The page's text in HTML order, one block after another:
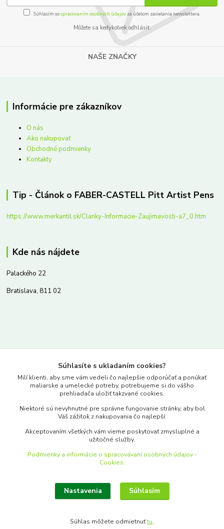
Súhlasím sospracovaním osobných údajov za účelom zasielania newslettera.
Môžete sa kedykoľvek odhlásiť.
NAŠE ZNAČKY
Informácie pre zákazníkov
O nás
Ako nakupovať
Obchodné podmienky
Kontakty
Tip - Článok o FABER-CASTELL Pitt Artist Pens
https://www.merkantil.sk/Clanky-Informacie-Zaujimavosti-a7_0.htm
Kde nás nájdete
Palackého 22
Bratislava, 811 02
www.merkantil.sk
Pondelok-Piatok: 9.00-17.00hod.
objednavky@merkantil-obchod.sk
Upraviť zber cookies.
Súhlasíte s ukladaním cookies?
Milí klienti, aby sme vám vedeli čo najlepšie odporúčať a ponúkať
maliarske a umelecké potreby, potrebujeme si do vášho
prehliadača uložiť takzvané cookies.
Niektoré sú nevyhnutné pre správne fungovanie stránky, aby bol
Váš zážitok z nakupovania čo najlepší.
Akceptovaním všetkých vám vieme poskytovať zmysluplné a
užitočné služby.
Podmienky a informácie o spracovávaní osobných údajov -
Cookies.
Nastavenia Súhlasím
Súhlas môžete odmietnuťtu.